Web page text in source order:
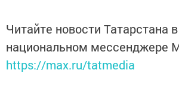
Читайте новости Татарстана в
национальном мессенджере
https://max.ru/tatmedia